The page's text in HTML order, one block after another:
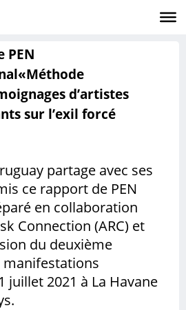
PEN
«Méthode
d’artistes
sur l’exil forcé
partage avec ses
ce rapport de PEN
en collaboration
Connection (ARC) et
du deuxième
manifestations
juillet 2021 à La Havane